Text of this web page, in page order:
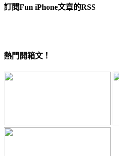
訂閱Fun iPhone文章的RSS
熱門開箱文！